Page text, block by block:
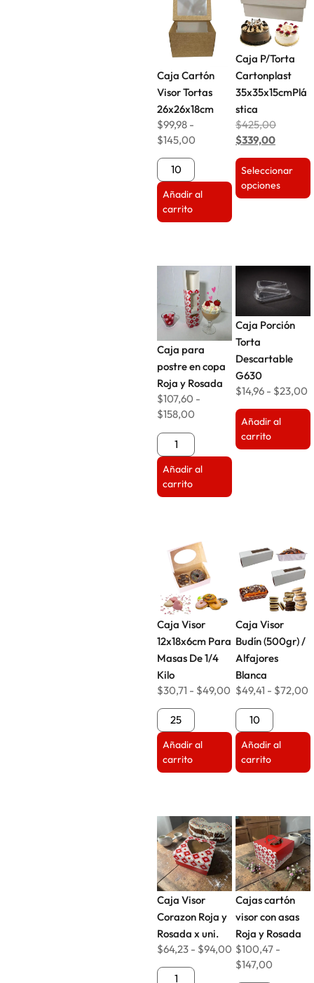
Caja Cartón
Visor Tortas
26x26x18cm
$99,98 -
$145,00
Añadir al
carrito
Caja P/Torta
Cartonplast
35x35x15cmPlá
stica
$425,00
$339,00
Seleccionar
opciones
Caja para
postre en copa
Roja y Rosada
$107,60 -
$158,00
Añadir al
carrito
Caja Porción
Torta
Descartable
G630
$14,96 - $23,00
Añadir al
carrito
Caja Visor
12x18x6cm Para
Masas De 1/4
Kilo
$30,71 - $49,00
Añadir al
carrito
Caja Visor
Budín (500gr) /
Alfajores
Blanca
$49,41 - $72,00
Añadir al
carrito
Caja Visor
Corazon Roja y
Rosada x uni.
$64,23 - $94,00
Cajas cartón
visor con asas
Roja y Rosada
$100,47 -
$147,00